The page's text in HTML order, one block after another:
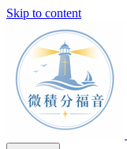
Skip to content